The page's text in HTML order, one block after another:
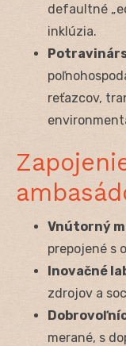
defaultné
inklúzia.
reťazcov,
Vnútorný
prepojené s
Inovačné
zdrojov a
merané, s